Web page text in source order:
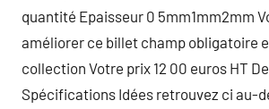
quantité Epaisseur 0 5mm1mm2mm
améliorer ce billet champ obligatoire
collection Votre prix 12 00 euros HT
Spécifications Idées retrouvez ci au-